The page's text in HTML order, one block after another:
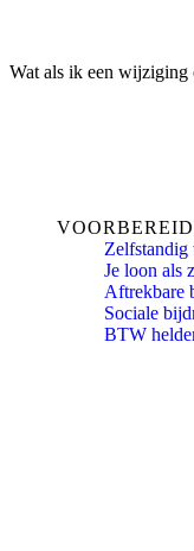
Wat als ik een
Zelfstandig
Je loon als
Aftrekbare
Sociale
BTW